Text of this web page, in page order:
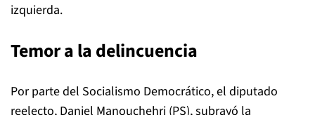
izquierda.
Temor a la delincuencia
Por parte del Socialismo Democrático, el diputado
reelecto, Daniel Manouchehri (PS), subrayó la